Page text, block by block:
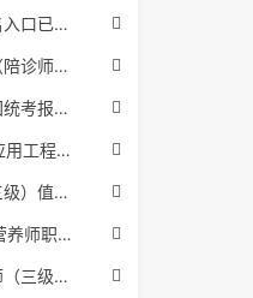
2026医疗陪诊顾问报名入口已公布，全国报考条件流程政策全解析
2026年医疗陪诊顾问（陪诊师）招生启动，全国报考指南附报名官网
2026医疗陪诊顾问全国统考报名中，报考条件流程全攻略附报名入口
必看 | 2026 年 AIGC 应用工程师报考核心要点：报名费用、官网可查、行业认可度、补考规则全盘点
2026年公共营养师（三级）值得考吗？报名入口+条件+证书用途
最新批次|第38期公共营养师职业能力评价证书报名培训通知
关于2026年公共营养师（三级、四级）全国统一认定报名的服务通知